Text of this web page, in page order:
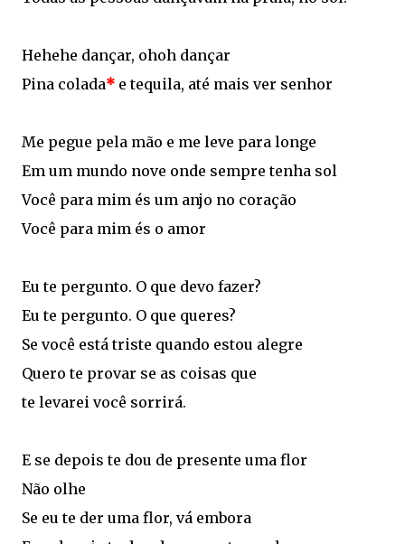
Hehehe dançar, ohoh dançar
Pina colada* e tequila, até mais ver senhor
Me pegue pela mão e me leve para longe
Em um mundo nove onde sempre tenha sol
Você para mim és um anjo no coração
Você para mim és o amor
Eu te pergunto. O que devo fazer?
Eu te pergunto. O que queres?
Se você está triste quando estou alegre
Quero te provar se as coisas que
te levarei você sorrirá.
E se depois te dou de presente uma flor
Não olhe
Se eu te der uma flor, vá embora